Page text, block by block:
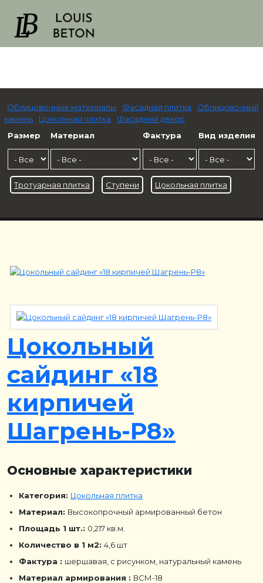
Облицовочные материалы Фасадная плитка
Облицовочный
камень
Цокольная плитка
Фасадный декор
Размер
Материал Фактура Вид изделия
Тротуарная плитка Ступени Цокольная плитка
Цокольный
сайдинг «18
кирпичей
Шагрень-Р8»
Основные характеристики
Категория: Цокольная плитка
Материал: Высокопрочный армированный бетон
Площадь 1 шт.: 0,217 кв.м.
Количество в 1 м2: 4,6 шт
Фактура : шершавая, с рисунком, натуральный камень
Материал армирования : ВСМ-18